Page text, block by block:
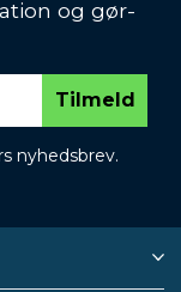
og gør-
Tilmeld
nyhedsbrev.